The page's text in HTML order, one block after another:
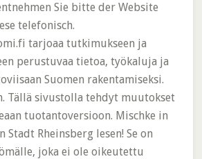
Sie bitte der Website
telefonisch.
tarjoaa tutkimukseen ja
perustuvaa tietoa, työkaluja ja
Suomen rakentamiseksi.
Tällä sivustolla tehdyt muutokset
tuotantoversioon. Mischke in
Stadt Rheinsberg lesen! Se on
joka ei ole oikeutettu